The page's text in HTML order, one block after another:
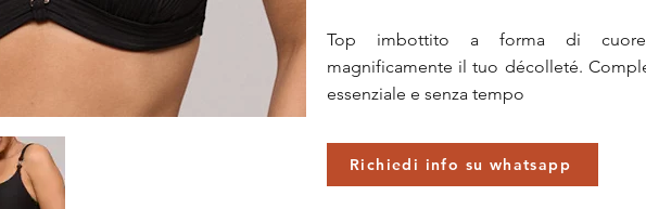
Top imbottito a forma di cuore
magnificamente il tuo décolleté.
essenziale e senza tempo
Richiedi info su whatsapp